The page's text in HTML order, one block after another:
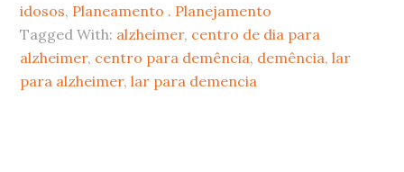
idosos, Planeamento . Planejamento
Tagged With: alzheimer, centro de dia para
alzheimer, centro para demência, demência,lar
para alzheimer,lar para demencia